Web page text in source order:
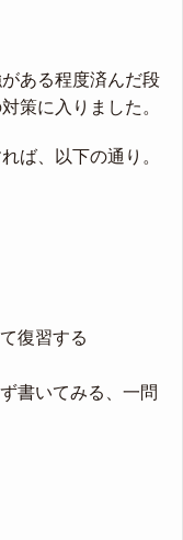
ある程度済んだ段
策に入りました。
ば、以下の通り。
復習する
書いてみる、一問